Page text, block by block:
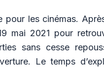
les cinémas.
mai 2021 pour
sans cesse
Le temps